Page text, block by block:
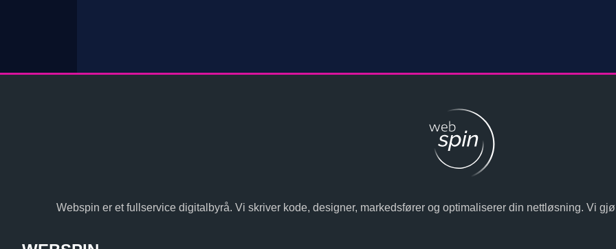
Webspin er et fullservice digitalbyrå. Vi skriver kode, designer, markedsfører og optimaliserer din nettløsning. Vi